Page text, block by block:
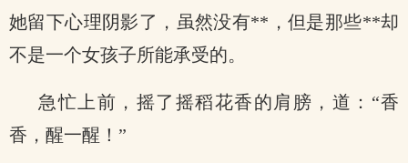
她留下心理阴影了，虽然没有**，但是那些**却
不是一个女孩子所能承受的。
急忙上前，摇了摇稻花香的肩膀，道：“香
香，醒一醒！”